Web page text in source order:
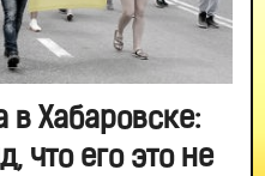
в Хабаровске:
что его это не